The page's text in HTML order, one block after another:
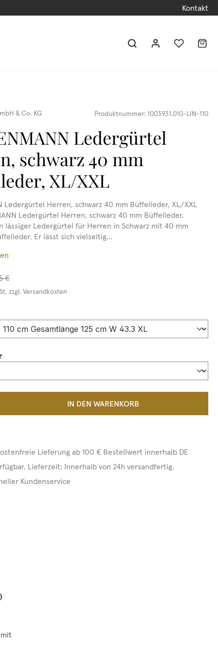
Kontakt
& Co. KG Produktnummer: 1003931.010-LIN-110
Ledergürtel
schwarz 40 mm
XL/XXL
Ledergürtel Herren, schwarz 40 mm Büffelleder, XL/XXL
Ledergürtel Herren, schwarz 40 mm Büffelleder,
lässiger Ledergürtel für Herren in Schwarz mit 40 mm
Er lässt sich vielseitig...
€
zzgl. Versandkosten
auswählen
Anzahl: Gib den gewünschten Wert
IN DEN WARENKORB
Lieferung ab 100 € Bestellwert innerhalb DE
Lieferzeit: Innerhalb von 24h versandfertig.
Kundenservice